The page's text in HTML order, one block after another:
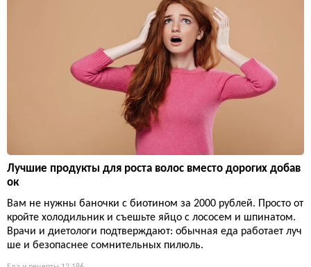
Лучшие продукты для роста волос вместо дорогих добав
ок
Вам не нужны баночки с биотином за 2000 рублей. Просто от
кройте холодильник и съешьте яйцо с лососем и шпинатом.
Врачи и диетологи подтверждают: обычная еда работает луч
ше и безопаснее сомнительных пилюль.